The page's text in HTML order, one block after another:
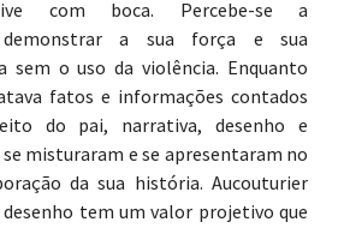
com boca. Percebe-se a
demonstrar a sua força e sua
sem o uso da violência. Enquanto
fatos e informações contados
do pai, narrativa, desenho e
misturaram e se apresentaram no
da sua história. Aucouturier
desenho tem um valor projetivo que